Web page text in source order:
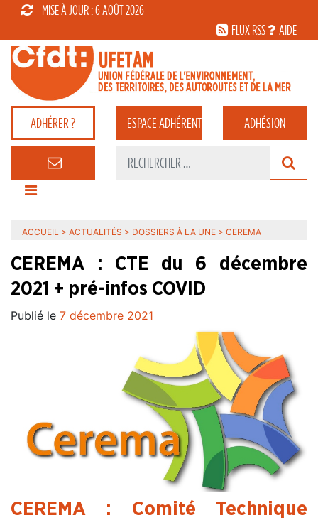
MISE À JOUR : 6 AOÛT 2026
FLUX RSS
AIDE
ADHÉRER ? ESPACEADHÉRENT ADHÉSION
ACCUEIL > ACTUALITÉS > DOSSIERS À LA UNE > CEREMA
CEREMA : CTE du 6 décembre
2021 + pré-infos COVID
Publié le 7 décembre 2021
CEREMA : Comité Technique